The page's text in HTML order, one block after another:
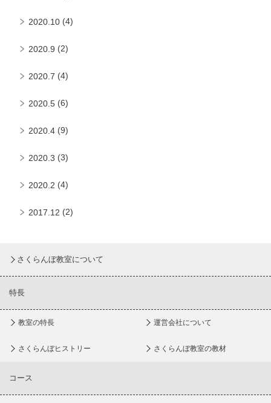
2020.10 (4)
2020.9 (2)
2020.7 (4)
2020.5 (6)
2020.4 (9)
2020.3 (3)
2020.2 (4)
2017.12 (2)
さくらんぼ教室について
特長
教室の特長 運営会社について
さくらんぼヒストリー さくらんぼ教室の教材
コース